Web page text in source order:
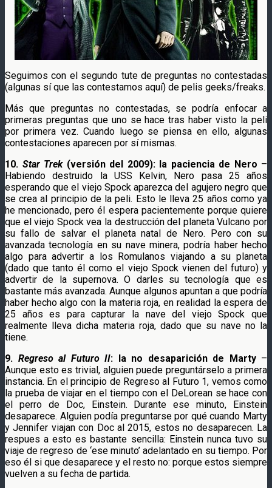
Seguimos con el segundo tute de preguntas no contestadas
(algunas sí que las contestamos aquí) de pelis geeks/freaks.
Más que preguntas no contestadas, se podría enfocar a
primeras preguntas que uno se hace tras haber visto la peli
por primera vez. Cuando luego se piensa en ello, algunas
contestaciones aparecen por sí mismas.
10. Star Trek(versión del 2009): la paciencia de Nero –
Habiendo destruido la USS Kelvin, Nero pasa 25 años
esperando que el viejo Spock aparezca del agujero negro que
se crea al principio de la peli. Esto le lleva 25 años como ya
he mencionado, pero él espera pacientemente porque quiere
que el viejo Spock vea la destrucción del planeta Vulcano por
su fallo de salvar el planeta natal de Nero. Pero con su
avanzada tecnología en su nave minera, podría haber hecho
algo para advertir a los Romulanos viajando a su planeta
(dado que tanto él como el viejo Spock vienen del futuro) y
advertir de la supernova. O darles su tecnología que es
bastante más avanzada. Aunque algunos apuntan a que podría
haber hecho algo con la materia roja, en realidad la espera de
25 años es para capturar la nave del viejo Spock que
realmente lleva dicha materia roja, dado que su nave no la
tiene.
9. Regreso al Futuro II: la no desaparición de Marty–
Aunque esto es trivial, alguien puede preguntárselo a primera
instancia. En el principio de Regreso al Futuro 1, vemos como
la prueba de viajar en el tiempo con el DeLorean se hace con
el perro de Doc, Einstein. Durante ese minuto, Einstein
desaparece. Alguien podía preguntarse por qué cuando Marty
y Jennifer viajan con Doc al 2015, estos no desaparecen. La
respues a esto es bastante sencilla: Einstein nunca tuvo su
viaje de regreso de ‘ese minuto’ adelantado en su tiempo. Por
eso él si que desaparece y el resto no: porque estos siempre
vuelven a su fecha de partida.